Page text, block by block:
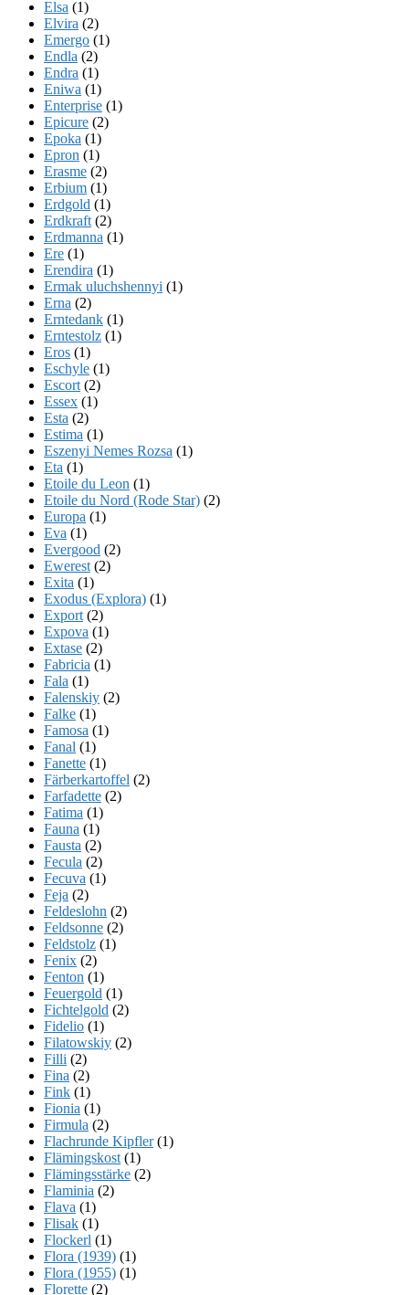
Elsa (1)
Elvira (2)
Emergo (1)
Endla (2)
Endra (1)
Eniwa (1)
Enterprise (1)
Epicure (2)
Epoka (1)
Epron (1)
Erasme (2)
Erbium (1)
Erdgold (1)
Erdkraft (2)
Erdmanna (1)
Ere (1)
Erendira (1)
Ermak uluchshennyi (1)
Erna (2)
Erntedank (1)
Erntestolz (1)
Eros (1)
Eschyle (1)
Escort (2)
Essex (1)
Esta (2)
Estima (1)
Eszenyi Nemes Rozsa (1)
Eta (1)
Etoile du Leon (1)
Etoile du Nord (Rode Star) (2)
Europa (1)
Eva (1)
Evergood (2)
Ewerest (2)
Exita (1)
Exodus (Explora) (1)
Export (2)
Expova (1)
Extase (2)
Fabricia (1)
Fala (1)
Falenskiy (2)
Falke (1)
Famosa (1)
Fanal (1)
Fanette (1)
Färberkartoffel (2)
Farfadette (2)
Fatima (1)
Fauna (1)
Fausta (2)
Fecula (2)
Fecuva (1)
Feja (2)
Feldeslohn (2)
Feldsonne (2)
Feldstolz (1)
Fenix (2)
Fenton (1)
Feuergold (1)
Fichtelgold (2)
Fidelio (1)
Filatowskiy (2)
Filli (2)
Fina (2)
Fink (1)
Fionia (1)
Firmula (2)
Flachrunde Kipfler(1)
Flämingskost (1)
Flämingsstärke (2)
Flaminia (2)
Flava (1)
Flisak (1)
Flockerl (1)
Flora (1939) (1)
Flora (1955) (1)
Florette (2)